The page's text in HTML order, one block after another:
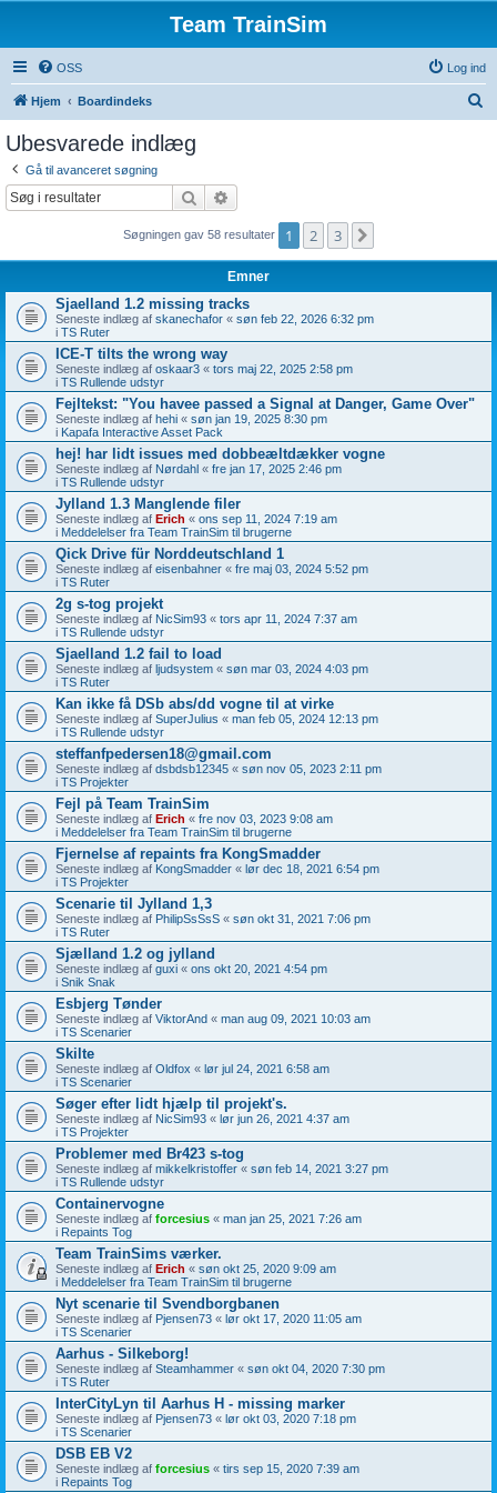
Team TrainSim
OSS Log ind
Hjem Boardindeks
Ubesvarede indlæg
Gå til avanceret søgning
Søg
Søgningen gav 58 resultater 1 2 3
Emner
Sjaelland 1.2 missing tracks
Seneste indlæg af skanechafor « søn feb 22, 2026 6:32 pm
i TS Ruter
ICE-T tilts the wrong way
Seneste indlæg af oskaar3 « tors maj 22, 2025 2:58 pm
i TS Rullende udstyr
Fejltekst: "You havee passed a Signal at Danger, Game Over"
Seneste indlæg af hehi « søn jan 19, 2025 8:30 pm
i Kapafa Interactive Asset Pack
hej! har lidt issues med dobbeæltdækker vogne
Seneste indlæg af Nørdahl « fre jan 17, 2025 2:46 pm
i TS Rullende udstyr
Jylland 1.3 Manglende filer
Seneste indlæg af Erich « ons sep 11, 2024 7:19 am
i Meddelelser fra Team TrainSim til brugerne
Qick Drive für Norddeutschland 1
Seneste indlæg af eisenbahner « fre maj 03, 2024 5:52 pm
i TS Ruter
2g s-tog projekt
Seneste indlæg af NicSim93 « tors apr 11, 2024 7:37 am
i TS Rullende udstyr
Sjaelland 1.2 fail to load
Seneste indlæg af ljudsystem « søn mar 03, 2024 4:03 pm
i TS Ruter
Kan ikke få DSb abs/dd vogne til at virke
Seneste indlæg af SuperJulius « man feb 05, 2024 12:13 pm
i TS Rullende udstyr
steffanfpedersen18@gmail.com
Seneste indlæg af dsbdsb12345 « søn nov 05, 2023 2:11 pm
i TS Projekter
Fejl på Team TrainSim
Seneste indlæg af Erich « fre nov 03, 2023 9:08 am
i Meddelelser fra Team TrainSim til brugerne
Fjernelse af repaints fra KongSmadder
Seneste indlæg af KongSmadder « lør dec 18, 2021 6:54 pm
i TS Projekter
Scenarie til Jylland 1,3
Seneste indlæg af PhilipSsSsS « søn okt 31, 2021 7:06 pm
i TS Ruter
Sjælland 1.2 og jylland
Seneste indlæg af guxi « ons okt 20, 2021 4:54 pm
i Snik Snak
Esbjerg Tønder
Seneste indlæg af ViktorAnd « man aug 09, 2021 10:03 am
i TS Scenarier
Skilte
Seneste indlæg af Oldfox « lør jul 24, 2021 6:58 am
i TS Scenarier
Søger efter lidt hjælp til projekt's.
Seneste indlæg af NicSim93 « lør jun 26, 2021 4:37 am
i TS Projekter
Problemer med Br423 s-tog
Seneste indlæg af mikkelkristoffer « søn feb 14, 2021 3:27 pm
i TS Rullende udstyr
Containervogne
Seneste indlæg af forcesius « man jan 25, 2021 7:26 am
i Repaints Tog
Team TrainSims værker.
Seneste indlæg af Erich « søn okt 25, 2020 9:09 am
i Meddelelser fra Team TrainSim til brugerne
Nyt scenarie til Svendborgbanen
Seneste indlæg af Pjensen73 « lør okt 17, 2020 11:05 am
i TS Scenarier
Aarhus - Silkeborg!
Seneste indlæg af Steamhammer « søn okt 04, 2020 7:30 pm
i TS Ruter
InterCityLyn til Aarhus H - missing marker
Seneste indlæg af Pjensen73 « lør okt 03, 2020 7:18 pm
i TS Scenarier
DSB EB V2
Seneste indlæg af forcesius « tirs sep 15, 2020 7:39 am
i Repaints Tog